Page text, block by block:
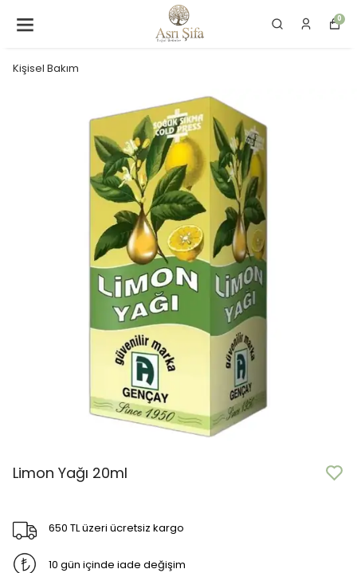
0
Kişisel Bakım
Limon Yağı 20ml
650 TL üzeri ücretsiz kargo
10 gün içinde iade değişim